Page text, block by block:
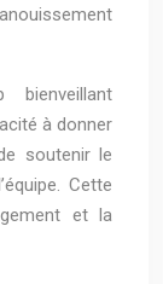
bienveillant
à donner
soutenir le
Cette
et la